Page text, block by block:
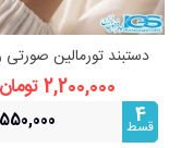
دستبند تورمالین صورتی
سواروفسکی طلایی |
2,200,000 تومان
4
قسط 550,000 تومان